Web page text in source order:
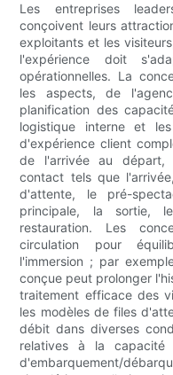
Les entreprises
conçoivent leurs
exploitants et les
l'expérience doit
opérationnelles. La
les aspects, de
planification des
logistique interne et
d'expérience client
de l'arrivée au départ,
contact tels que
d'attente, le pré-
principale, la sortie,
restauration. Les
circulation pour
l'immersion ; par
conçue peut prolonger
traitement efficace des
les modèles de files
débit dans diverses
relatives à la capacité
d'embarquement/